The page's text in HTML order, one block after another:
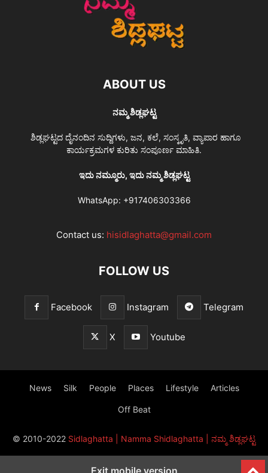
ABOUT US
ನಮ್ಮ ಶಿಡ್ಲಘಟ್ಟ
ಶಿಡ್ಲಘಟ್ಟದ ದೈನಂದಿನ ಸುದ್ದಿಗಳು, ಜನ, ಕಲೆ, ಸಂಸ್ಕೃತಿ, ವ್ಯಾಪಾರ ಹಾಗೂ
ಕಾರ್ಯಕ್ರಮಗಳ ಕುರಿತು ಸಂಪೂರ್ಣ ಮಾಹಿತಿ.
ಇದು ನಮ್ಮೂರು, ಇದು ನಮ್ಮ ಶಿಡ್ಲಘಟ್ಟ
WhatsApp: +917406303366
Contact us: hisidlaghatta@gmail.com
FOLLOW US
Facebook Instagram Telegram
X Youtube
News Silk People Places Lifestyle Articles
Off Beat
© 2010-2022 Sidlaghatta | Namma Shidlaghatta | ನಮ್ಮ ಶಿಡ್ಲಘಟ್ಟ
Exit mobile version